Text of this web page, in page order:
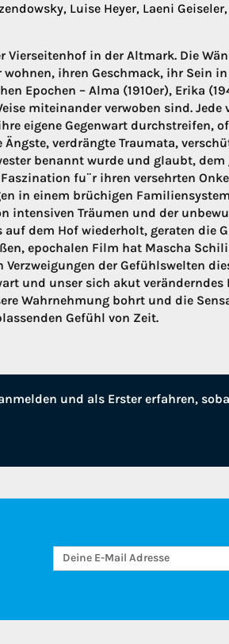
Luise Heyer, Laeni
Vierseitenhof in der Altmark. Die
ihren Geschmack, ihr Sein in
Epochen – Alma (1910er), Erika
miteinander verwoben sind.
eigene Gegenwart durchstreifen,
Ängste, verdrängte Traumata,
benannt wurde und glaubt,
fu¨r ihren versehrten
in einem brüchigen
intensiven Träumen und der
dem Hof wiederholt, geraten die
epochalen Film hat Mascha
der Gefühlswelten
und unser sich akut
Wahrnehmung bohrt und die
Gefühl von Zeit.
und als Erster erfahren,